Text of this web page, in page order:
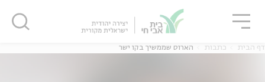
דף הבית כתבות הארוס שממשיך בקו ישר
סגור